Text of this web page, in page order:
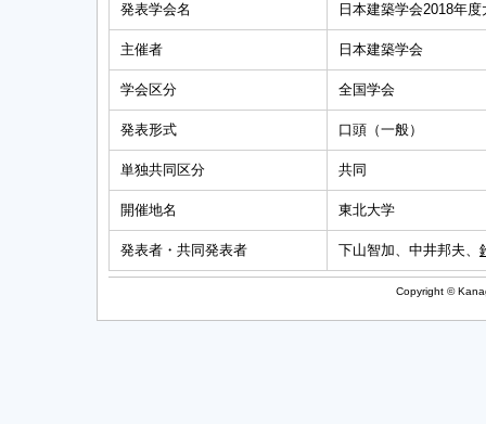
発表学会名 日本建築学会2018年
主催者 日本建築学会
学会区分 全国学会
発表形式 口頭（一般）
単独共同区分 共同
開催地名 東北大学
発表者・共同発表者 下山智加、中井邦夫、
Copyright ©